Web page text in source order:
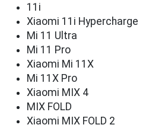
11i
Xiaomi 11i Hypercharge
Mi 11 Ultra
Mi 11 Pro
Xiaomi Mi 11X
Mi 11X Pro
Xiaomi MIX 4
MIX FOLD
Xiaomi MIX FOLD 2